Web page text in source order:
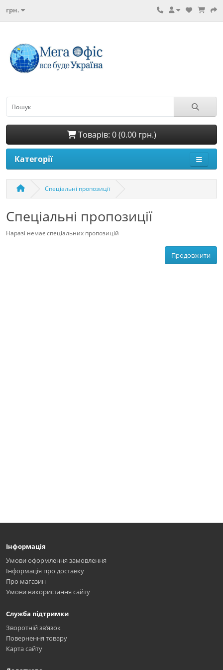
грн.
Товарів: 0 (0.00 грн.)
Категорії
Спеціальні пропозиції
Спеціальні пропозиції
Наразі немає спеціальних пропозицій
Продовжити
Інформація
Умови оформлення замовлення
Інформація про доставку
Про магазин
Умови використання сайту
Служба підтримки
Зворотній зв’язок
Повернення товару
Карта сайту